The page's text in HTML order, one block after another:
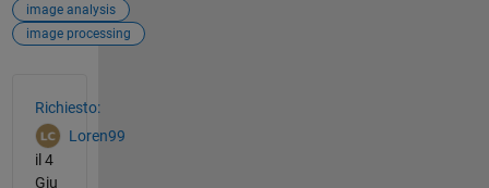
image analysis
image processing
Richiesto:
Loren99
il 4
Giu